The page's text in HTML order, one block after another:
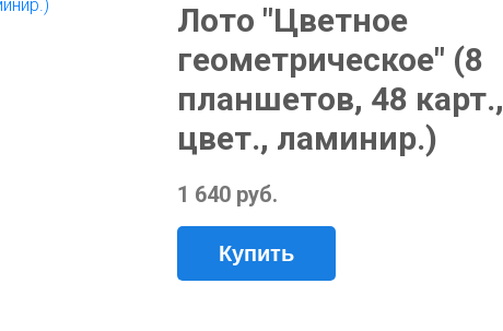
Лото "Цветное
геометрическое" (8
планшетов, 48 карт.,
цвет., ламинир.)
1 640 руб.
Купить